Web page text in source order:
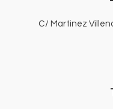
C/ Martinez